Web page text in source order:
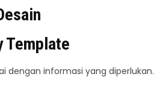
Template
dengan informasi yang diperlukan.